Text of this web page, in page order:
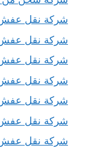
شركة نقل عفش
شركة نقل عفش
شركة نقل عفش
شركة نقل عفش
شركة نقل عفش
شركة نقل عفش
شركة نقل